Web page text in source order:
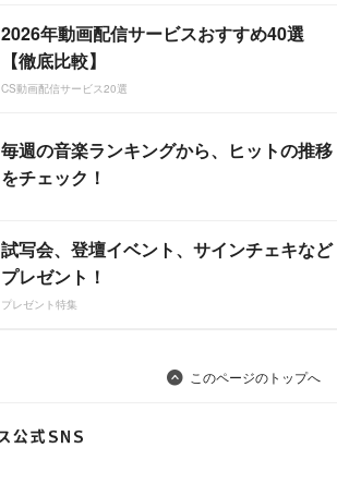
2026年動画配信サービスおすすめ40選
【徹底比較】
CS動画配信サービス20選
毎週の音楽ランキングから、ヒットの推移
をチェック！
試写会、登壇イベント、サインチェキなど
プレゼント！
プレゼント特集
このページのトップへ